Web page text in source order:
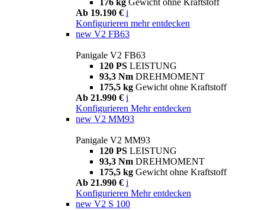
176 kg Gewicht ohne Kraftstoff
Ab 19.190 € i
Konfigurieren mehr entdecken
new V2 FB63
Panigale V2 FB63
120 PS LEISTUNG
93,3 Nm DREHMOMENT
175,5 kg Gewicht ohne Kraftstoff
Ab 21.990 € i
Konfigurieren Mehr entdecken
new V2 MM93
Panigale V2 MM93
120 PS LEISTUNG
93,3 Nm DREHMOMENT
175,5 kg Gewicht ohne Kraftstoff
Ab 21.990 € i
Konfigurieren Mehr entdecken
new V2 S 100